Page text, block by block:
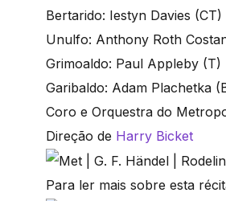
Bertarido: Iestyn Davies (CT)
Unulfo: Anthony Roth
Grimoaldo: Paul Appleby (T)
Garibaldo: Adam Plachetka
Coro e Orquestra do
Direção de Harry Bicket
Para ler mais sobre esta